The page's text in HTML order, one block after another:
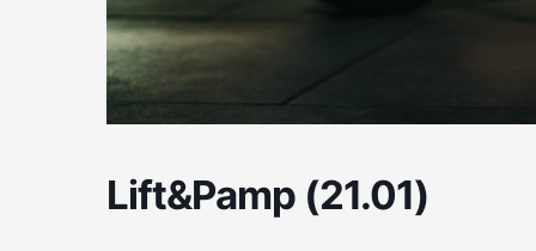
Lift&Pamp (21.01)